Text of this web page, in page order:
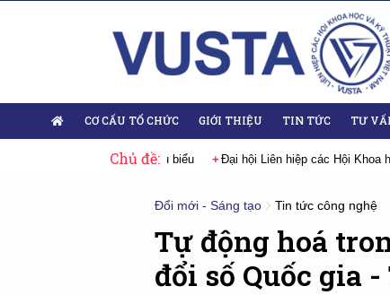
CƠ CẤU TỔ CHỨC GIỚI THIỆU TIN TỨC TƯ
Chủ đề:
Sự kiện tiêu biểu Đại hội Liên hiệp các Hội Khoa học
Đổi mới - Sáng tạo Tin tức công nghệ
Tự động hoá
đổi số Quốc gia